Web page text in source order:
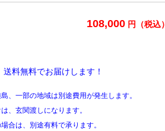
108,000円（税込）
料無料でお届けします！
、一部の地域は別途費用が発生します。
、玄関渡しになります。
合は、別途有料で承ります。